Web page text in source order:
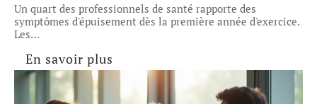
Un quart des professionnels de santé rapporte des
symptômes d'épuisement dès la première année d'exercice.
Les…
En savoir plus